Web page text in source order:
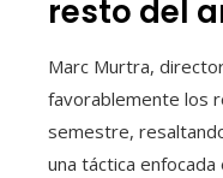
resto del
Marc Murtra,
favorablemente los
semestre,
una táctica enfocada